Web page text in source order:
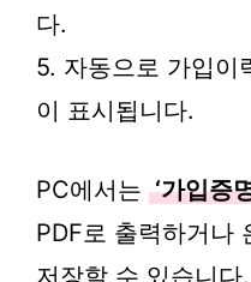
다.
5. 자동으로 가입이
이 표시됩니다.
PC에서는 ‘가입증
PDF로 출력하거나
저장할 수 있습니다.